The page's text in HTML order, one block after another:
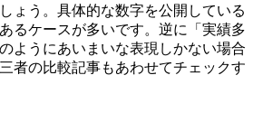
ょう。具体的な数字を公開している
るケースが多いです。逆に「実績多
ようにあいまいな表現しかない場合
者の比較記事もあわせてチェックす